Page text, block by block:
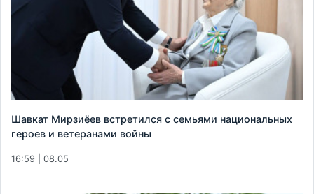
Шавкат Мирзиёев встретился с семьями национальных
героев и ветеранами войны
16:59 | 08.05